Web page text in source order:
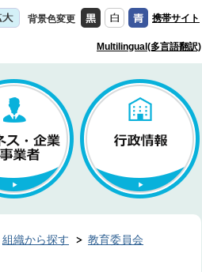
背景色変更 携帯サイト
Multilingual(多言語翻訳)
組織から探す
教育委員会